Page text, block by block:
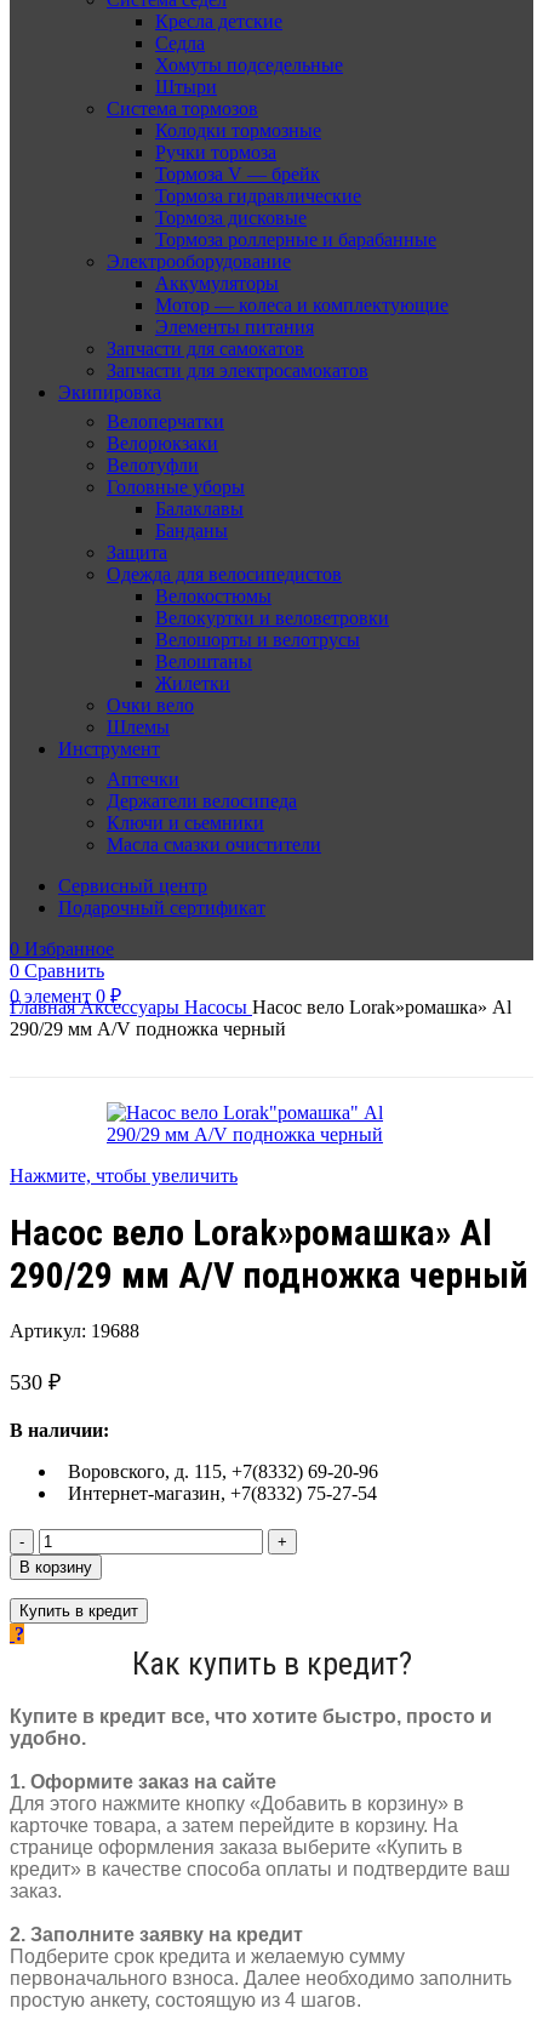
Кресла детские
Седла
Хомуты подседельные
Штыри
Система тормозов
Колодки тормозные
Ручки тормоза
Тормоза V — брейк
Тормоза гидравлические
Тормоза дисковые
Тормоза роллерные и барабанные
Электрооборудование
Аккумуляторы
Мотор — колеса и комплектующие
Элементы питания
Запчасти для самокатов
Запчасти для электросамокатов
Экипировка
Велоперчатки
Велорюкзаки
Велотуфли
Головные уборы
Балаклавы
Банданы
Защита
Одежда для велосипедистов
Велокостюмы
Велокуртки и веловетровки
Велошорты и велотрусы
Велоштаны
Жилетки
Очки вело
Шлемы
Инструмент
Аптечки
Держатели велосипеда
Ключи и сьемники
Масла смазки очистители
Сервисный центр
Подарочный сертификат
0 Избранное
0 Сравнить
0элемент 0 ₽
ГлавнаяАксессуары Насосы Насос вело Lorak»ромашка» Al
290/29 мм A/V подножка черный
Нажмите, чтобы увеличить
Насос вело Lorak»ромашка» Al
290/29 мм A/V подножка черный
Артикул: 19688
530 ₽
В наличии:
Воровского, д. 115, +7(8332) 69-20-96
Интернет-магазин, +7(8332) 75-27-54
Количество
товара
Насос
вело
Lorak"ромашка"
A/V
подножка
В корзину
Купить в кредит
Как купить в кредит?
Купите в кредит все, что хотите быстро, просто и
удобно.
1. Оформите заказ на сайте
Для этого нажмите кнопку «Добавить в корзину» в
карточке товара, а затем перейдите в корзину. На
странице оформления заказа выберите «Купить в
кредит» в качестве способа оплаты и подтвердите ваш
заказ.
2. Заполните заявку на кредит
Подберите срок кредита и желаемую сумму
первоначального взноса. Далее необходимо заполнить
простую анкету, состоящую из 4 шагов.